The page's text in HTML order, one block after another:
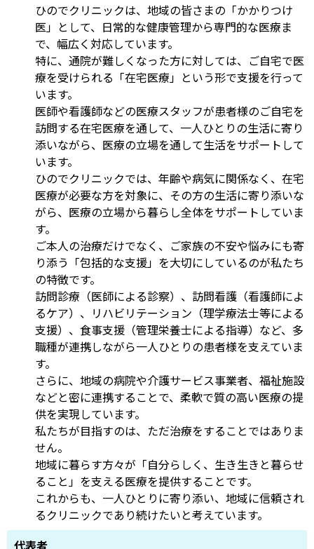
ひのでクリニックは、地域の皆さまの「かかりつけ
医」として、日常的な健康管理から専門的な医療ま
で、幅広く対応しています。
特に、通院が難しくなった方に対しては、ご自宅で医
療を受けられる「在宅医療」という形で支援を行って
います。
医師や看護師などの医療スタッフが患者様のご自宅を
訪問する在宅医療を通して、一人ひとりの生活に寄り
添いながら、医療の立場を通して生活をサポートして
います。
ひのでクリニックでは、年齢や病気に関係なく、在宅
医療が必要な方を対象に、その方の生活に寄り添いな
がら、医療の立場から暮らし全体をサポートしていま
す。
ご本人の治療だけでなく、ご家族の不安や悩みにも寄
り添う「包括的な支援」を大切にしているのが私たち
の特徴です。
訪問診療（医師による診察）、訪問看護（看護師によ
るケア）、リハビリテーション（理学療法士等による
支援）、食事支援（管理栄養士による指導）など、多
職種が連携しながら一人ひとりの患者様を支えていま
す。
さらに、地域の病院や介護サービス事業者、福祉施設
などと密に連携することで、柔軟で質の高い医療の提
供を実現しています。
私たちが目指すのは、ただ治療をすることではありま
せん。
地域に暮らす方々が「自分らしく、生き生きと暮らせ
ること」を支える医療を提供することです。
これからも、一人ひとりに寄り添い、地域に信頼され
るクリニックであり続けたいと考えています。
代表者